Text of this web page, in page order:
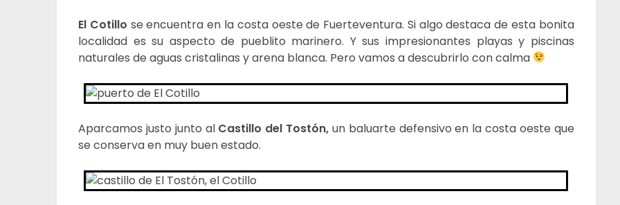
El Cotillo se encuentra en la costa oeste de Fuerteventura. Si algo destaca de esta bonita
localidad es su aspecto de pueblito marinero. Y sus impresionantes playas y piscinas
naturales de aguas cristalinas y arena blanca. Pero vamos a descubrirlo con calma
Aparcamos justo junto al Castillo del Tostón, un baluarte defensivo en la costa oeste que
se conserva en muy buen estado.